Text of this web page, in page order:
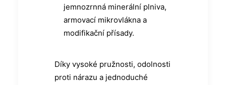
jemnozrnná minerální plniva,
armovací mikrovlákna a
modifikační přísady.
Díky vysoké pružnosti, odolnosti
proti nárazu a jednoduché